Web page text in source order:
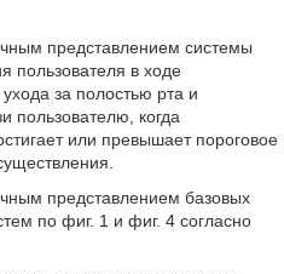
представлением системы
пользователя в ходе
за полостью рта и
пользователю, когда
или превышает пороговое
представлением базовых
по фиг. 1 и фиг. 4 согласно